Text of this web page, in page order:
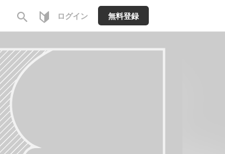
search ログイン 無料登録